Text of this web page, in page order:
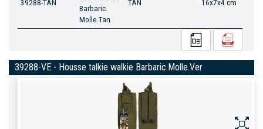
39288-TAN
Barbaric.
Molle.Tan
TAN 16x7x4 cm
39288-VE - Housse talkie walkie Barbaric.Molle.Ver